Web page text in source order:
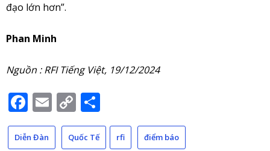
đạo lớn hơn”.
Phan Minh
Nguồn : RFI Tiếng Việt, 19/12/2024
Facebook
Email
Copy
Link
Diễn Đàn Quốc Tế rfi điểm báo